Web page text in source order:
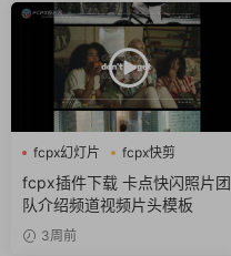
fcpx幻灯片
fcpx快剪
fcpx视频开场
fcpx插件下载 卡点快闪照片团
队介绍频道视频片头模板
3周前